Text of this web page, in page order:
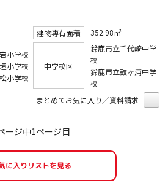
建物専有面積 352.98㎡
小学校
小学校
小学校
中学校区
鈴鹿市立千代崎中学
校
鈴鹿市立鼓ヶ浦中学
校
まとめてお気に入り／資料請求
ージ中1ページ目
に入りリストを見る